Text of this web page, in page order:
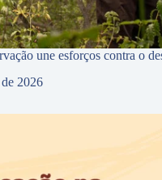
une esforços contra o
2026